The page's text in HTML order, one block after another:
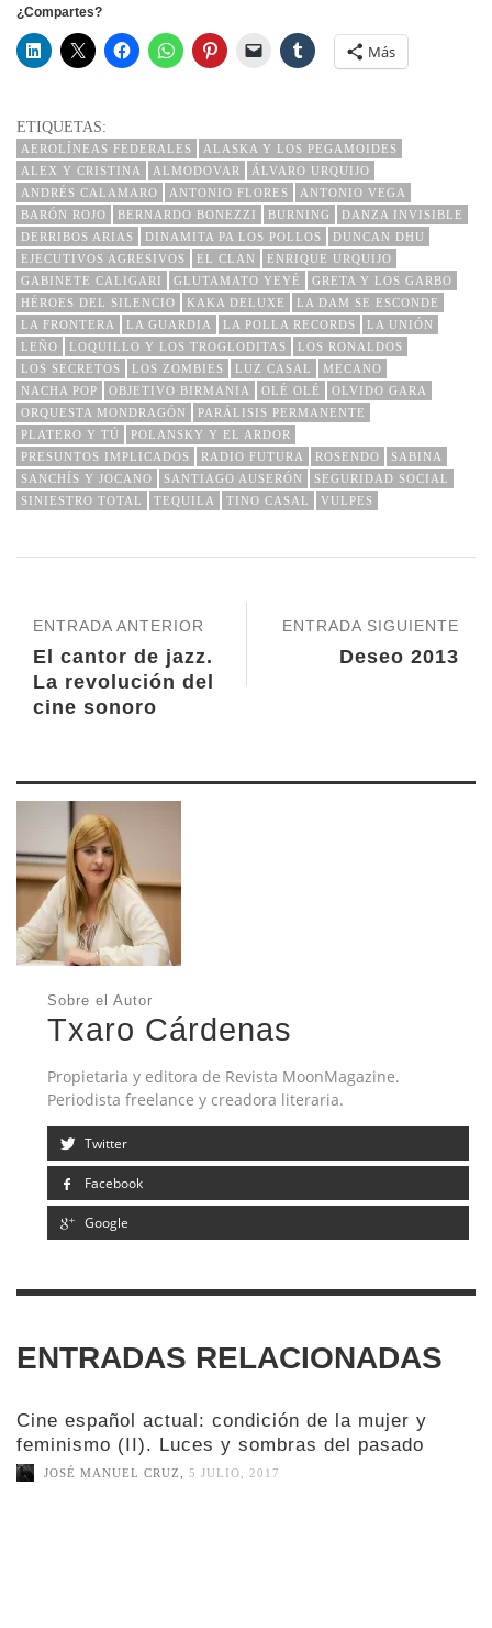
¿Compartes?
Más
ETIQUETAS:
AEROLÍNEAS FEDERALES
ALASKA Y LOS PEGAMOIDES
ALEX Y CRISTINA
ALMODOVAR
ÁLVARO URQUIJO
ANDRÉS CALAMARO
ANTONIO FLORES
ANTONIO VEGA
BARÓN ROJO
BERNARDO BONEZZI BURNING
DANZA INVISIBLE
DERRIBOS ARIAS
DINAMITA PA LOS POLLOS
DUNCAN DHU
EJECUTIVOS AGRESIVOS
EL CLAN
ENRIQUE URQUIJO
GABINETE CALIGARI
GLUTAMATO YEYÉ
GRETA Y LOS GARBO
HÉROES DEL SILENCIO
KAKA DELUXE
LA DAM SE ESCONDE
LA FRONTERA
LA GUARDIA LA POLLA RECORDS
LA UNIÓN
LEÑO
LOQUILLO Y LOS TROGLODITAS
LOS RONALDOS
LOS SECRETOS
LOS ZOMBIES LUZ CASAL
MECANO
NACHA POP
OBJETIVO BIRMANIA OLÉ OLÉ
OLVIDO GARA
ORQUESTA MONDRAGÓN
PARÁLISIS PERMANENTE
PLATERO Y TÚ
POLANSKY Y EL ARDOR
PRESUNTOS IMPLICADOS
RADIO FUTURA ROSENDO
SABINA
SANCHÍS Y JOCANO
SANTIAGO AUSERÓN
SEGURIDAD SOCIAL
SINIESTRO TOTAL
TEQUILA TINO CASAL VULPES
ENTRADA SIGUIENTE
Deseo 2013
ENTRADA ANTERIOR
El cantor de jazz.
La revolución del
cine sonoro
Sobre el Autor
Txaro Cárdenas
Propietaria y editora de Revista MoonMagazine.
Periodista freelance y creadora literaria.
Twitter
Facebook
Google
ENTRADAS RELACIONADAS
Cine español actual: condición de la mujer y
feminismo (II). Luces y sombras del pasado
JOSÉ MANUEL CRUZ 5 JULIO, 2017